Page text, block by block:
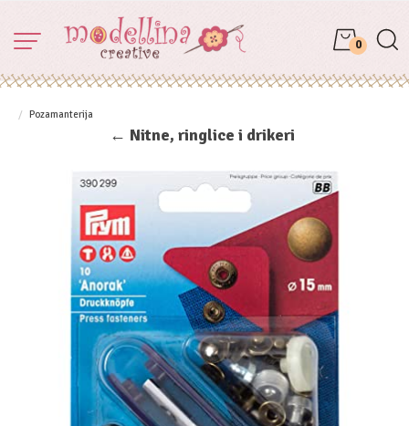
0
Pozamanterija
← Nitne, ringlice i drikeri